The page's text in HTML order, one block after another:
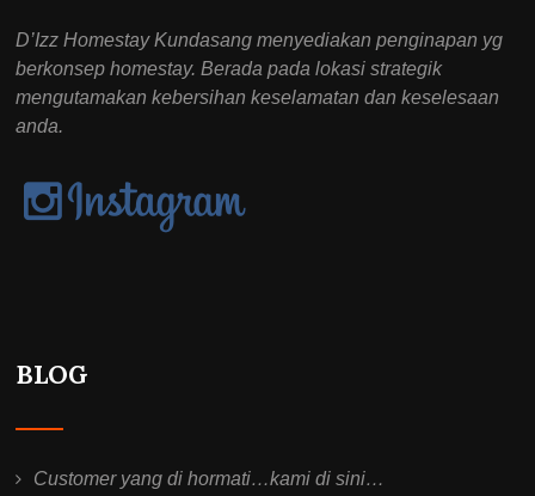
D’Izz Homestay Kundasang menyediakan penginapan yg
berkonsep homestay. Berada pada lokasi strategik
mengutamakan kebersihan keselamatan dan keselesaan
anda.
BLOG
Customer yang di hormati…kami di sini…